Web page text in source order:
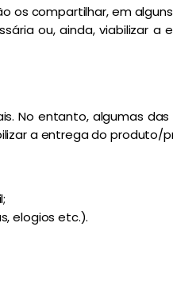
os compartilhar, em
ou, ainda, viabilizar
No entanto, algumas
a entrega do produto/
elogios etc.).